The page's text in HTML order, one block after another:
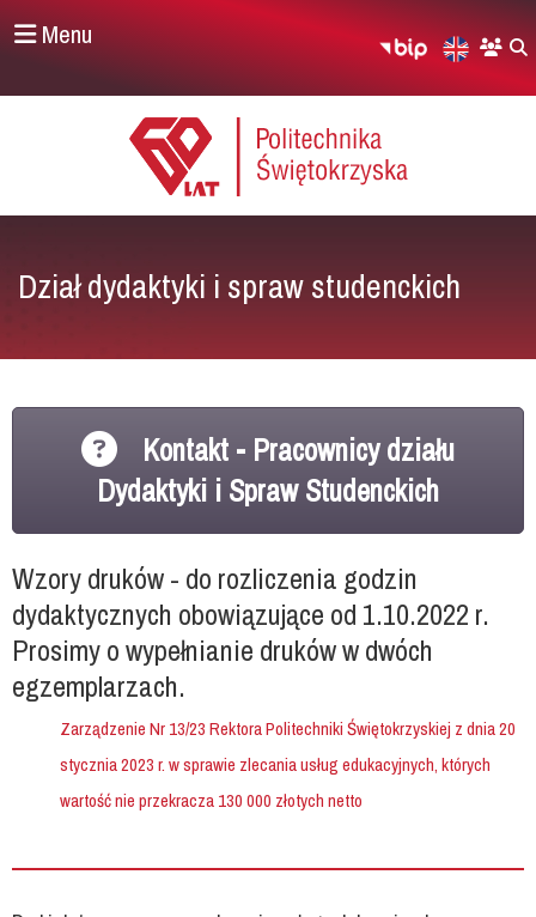
Menu
Dział dydaktyki i spraw studenckich
Kontakt - Pracownicy działu
Dydaktyki i Spraw Studenckich
Wzory druków - do rozliczenia godzin
dydaktycznych obowiązujące od 1.10.2022 r.
Prosimy o wypełnianie druków w dwóch
egzemplarzach.
Zarządzenie Nr 13/23 Rektora Politechniki Świętokrzyskiej z dnia 20
stycznia 2023 r. w sprawie zlecania usług edukacyjnych, których
wartość nie przekracza 130 000 złotych netto